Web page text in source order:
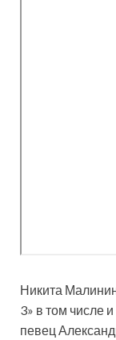
Никита
3» в том числе
певец